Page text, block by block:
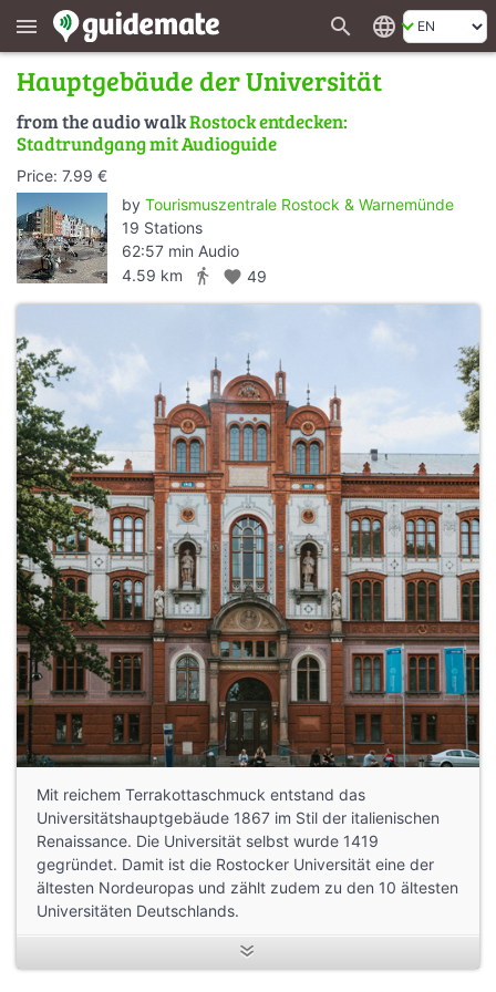
menu search language
Hauptgebäude der Universität
from the audio walkRostock entdecken:
Stadtrundgang mit Audioguide
Price: 7.99 €
by Tourismuszentrale Rostock & Warnemünde
19 Stations
62:57 min Audio
4.59 km
directions_walk favorite 49
Mit reichem Terrakottaschmuck entstand das
Universitätshauptgebäude 1867 im Stil der italienischen
Renaissance. Die Universität selbst wurde 1419
gegründet. Damit ist die Rostocker Universität eine der
ältesten Nordeuropas und zählt zudem zu den 10 ältesten
Universitäten Deutschlands.
Die Gründungsfakultäten der Rostocker Universität waren